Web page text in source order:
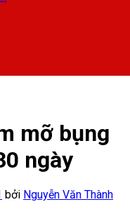
mỡ bụng
ngày
bởi Nguyễn Văn Thành